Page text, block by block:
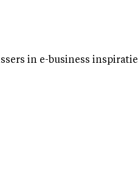
in e-business inspiratie